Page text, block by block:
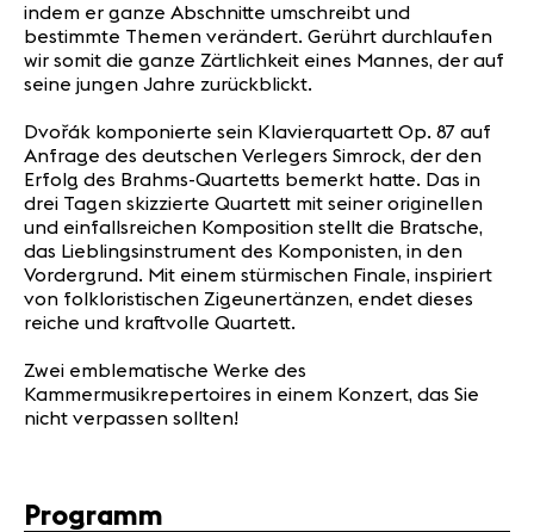
indem er ganze Abschnitte umschreibt und
bestimmte Themen verändert. Gerührt durchlaufen
wir somit die ganze Zärtlichkeit eines Mannes, der auf
seine jungen Jahre zurückblickt.
Dvořák komponierte sein Klavierquartett Op. 87 auf
Anfrage des deutschen Verlegers Simrock, der den
Erfolg des Brahms-Quartetts bemerkt hatte. Das in
drei Tagen skizzierte Quartett mit seiner originellen
und einfallsreichen Komposition stellt die Bratsche,
das Lieblingsinstrument des Komponisten, in den
Vordergrund. Mit einem stürmischen Finale, inspiriert
von folkloristischen Zigeunertänzen, endet dieses
reiche und kraftvolle Quartett.
Zwei emblematische Werke des
Kammermusikrepertoires in einem Konzert, das Sie
nicht verpassen sollten!
Programm